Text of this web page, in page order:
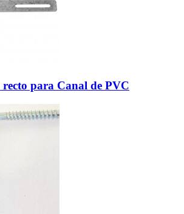
recto para Canal de PVC